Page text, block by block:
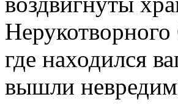
где находился
вышли